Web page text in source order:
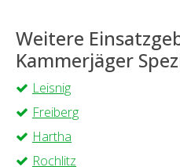
Weitere
Kammerjäger
Leisnig
Freiberg
Hartha
Rochlitz